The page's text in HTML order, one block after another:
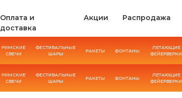
Оплата и
доставка
Акции Распродажа
РАКЕТЫ ФОНТАНЫ
РИМСКИЕ
СВЕЧИ
ЛЕТАЮЩИЕ
ФЕЙЕРВЕРКИ
ФЕСТИВАЛЬНЫЕ
ШАРЫ
РАКЕТЫ ФОНТАНЫ
РИМСКИЕ
СВЕЧИ
ЛЕТАЮЩИЕ
ФЕЙЕРВЕРКИ
ФЕСТИВАЛЬНЫЕ
ШАРЫ